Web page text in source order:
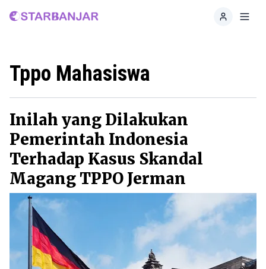
Home
Tppo Mahasiswa
Inilah yang Dilakukan
Pemerintah Indonesia
Terhadap Kasus Skandal
Magang TPPO Jerman